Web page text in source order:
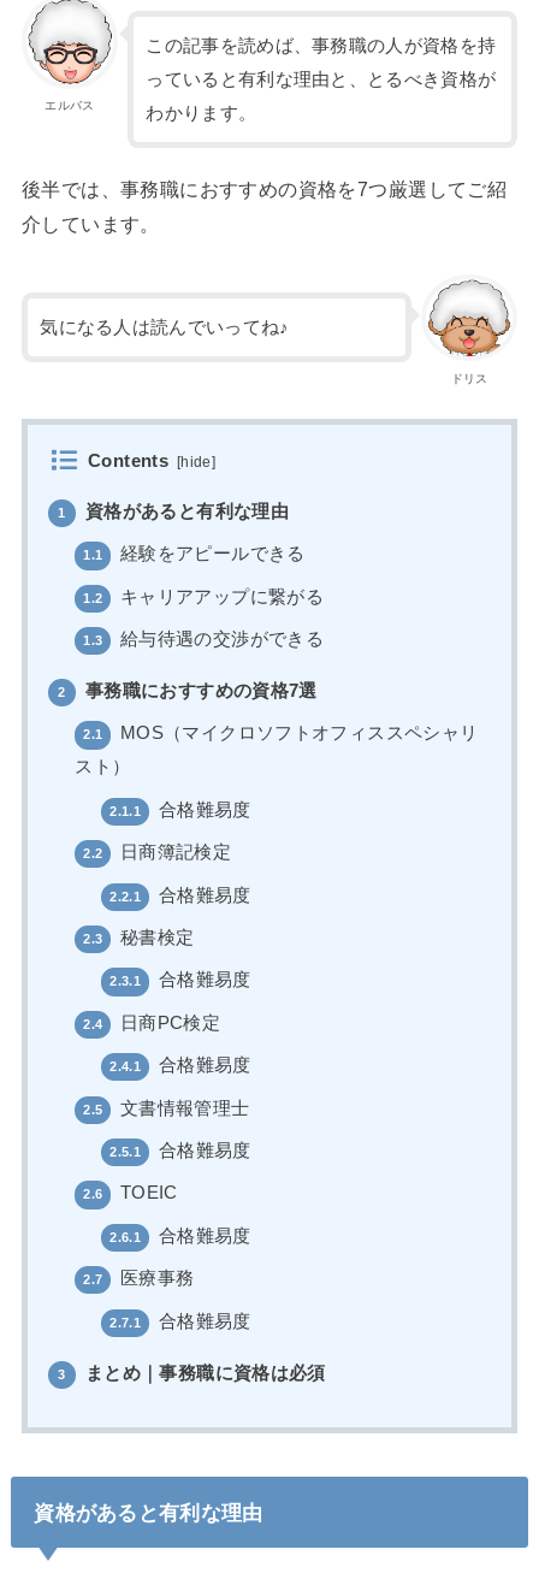
エルバス
この記事を読めば、事務職の人が資格を持
っていると有利な理由と、とるべき資格が
わかります。
後半では、事務職におすすめの資格を7つ厳選してご紹
介しています。
ドリス
気になる人は読んでいってね♪
Contents [hide]
1 資格があると有利な理由
1.1 経験をアピールできる
1.2 キャリアアップに繋がる
1.3 給与待遇の交渉ができる
2 事務職におすすめの資格7選
2.1
MOS（マイクロソフトオフィススペシャリ
スト）
2.1.1 合格難易度
2.2 日商簿記検定
2.2.1 合格難易度
2.3 秘書検定
2.3.1 合格難易度
2.4 日商PC検定
2.4.1 合格難易度
2.5 文書情報管理士
2.5.1 合格難易度
2.6 TOEIC
2.6.1 合格難易度
2.7 医療事務
2.7.1 合格難易度
3 まとめ｜事務職に資格は必須
資格があると有利な理由